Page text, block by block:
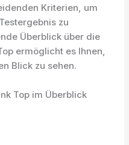
Kriterien, um
zu
Überblick über die
ermöglicht es Ihnen,
Blick zu sehen.
Top im Überblick